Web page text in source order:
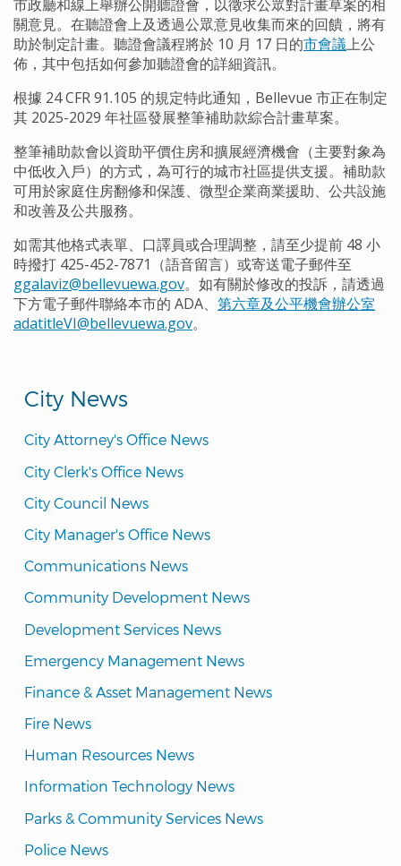
City News
City Attorney's Office News
City Clerk's Office News
City Council News
City Manager's Office News
Communications News
Community Development News
Development Services News
Emergency Management News
Finance & Asset Management News
Fire News
Human Resources News
Information Technology News
Parks & Community Services News
Police News
市政廳和線上舉辦公開聽證會，以徵求公眾對計畫草案的相
關意見。在聽證會上及透過公眾意見收集而來的回饋，將有
助於制定計畫。聽證會議程將於 10 月 17 日的市會議上公
佈，其中包括如何參加聽證會的詳細資訊。
根據 24 CFR 91.105 的規定特此通知，Bellevue 市正在制定
其 2025-2029 年社區發展整筆補助款綜合計畫草案。
整筆補助款會以資助平價住房和擴展經濟機會（主要對象為
中低收入戶）的方式，為可行的城市社區提供支援。補助款
可用於家庭住房翻修和保護、微型企業商業援助、公共設施
和改善及公共服務。
如需其他格式表單、口譯員或合理調整，請至少提前 48 小
時撥打 425-452-7871（語音留言）或寄送電子郵件至
ggalaviz@bellevuewa.gov。如有關於修改的投訴，請透過
下方電子郵件聯絡本市的 ADA、 第六章及公平機會辦公室
adatitleVI@bellevuewa.gov。